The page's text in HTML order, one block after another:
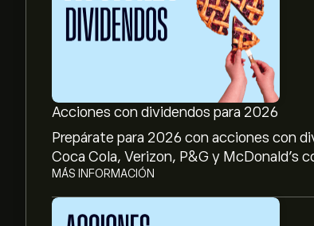
Acciones con dividendos para 2026
Prepárate para 2026 con acciones con
Coca Cola, Verizon, P&G y McDonald’s
MÁS INFORMACIÓN